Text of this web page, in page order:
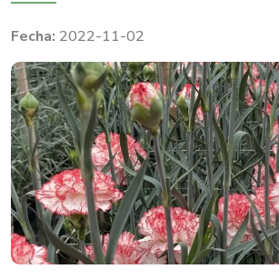
2022-11-02